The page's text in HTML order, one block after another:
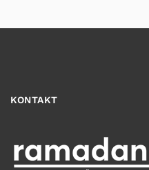
KONTAKT